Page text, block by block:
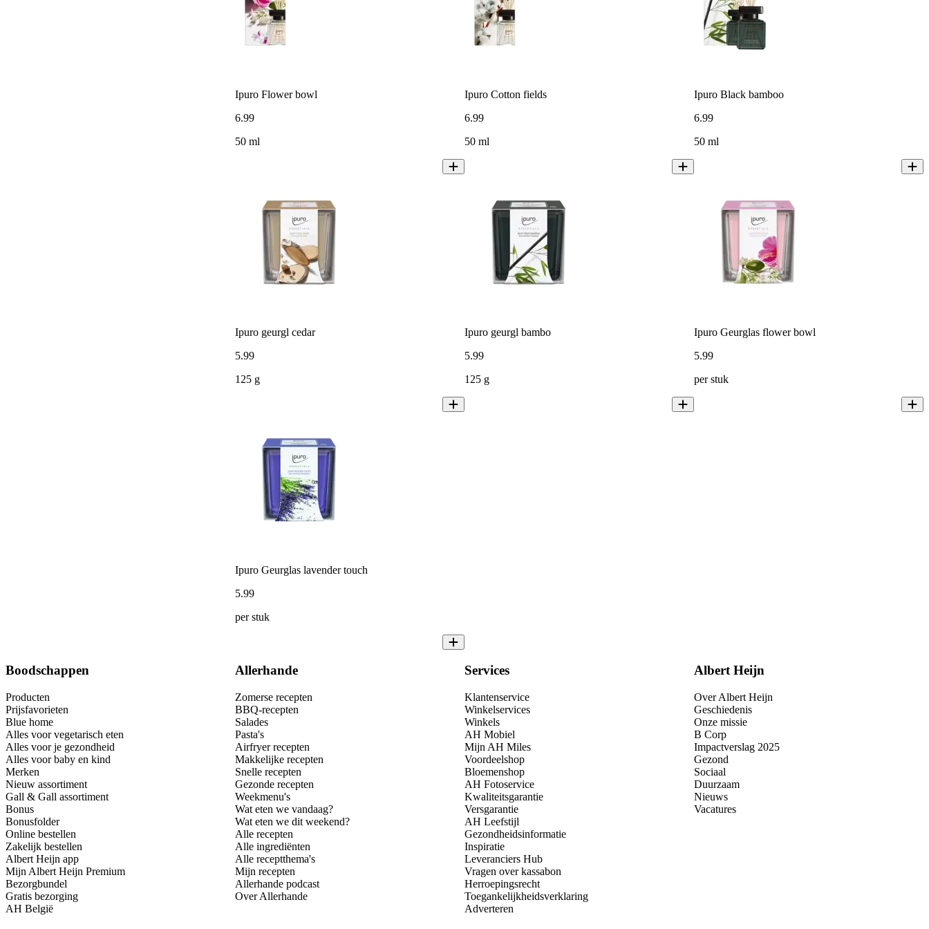
Ipuro Flower bowl
6.99
50 ml
Ipuro Cotton fields
6.99
50 ml
Ipuro Black bamboo
6.99
50 ml
Ipuro geurgl cedar
5.99
125 g
Ipuro geurgl bambo
5.99
125 g
Ipuro Geurglas flower bowl
5.99
per stuk
Ipuro Geurglas lavender touch
5.99
per stuk
Boodschappen
Producten
Prijsfavorieten
Blue home
Alles voor vegetarisch eten
Alles voor je gezondheid
Alles voor baby en kind
Merken
Nieuw assortiment
Gall & Gall assortiment
Bonus
Bonusfolder
Online bestellen
Zakelijk bestellen
Albert Heijn app
Mijn Albert Heijn Premium
Bezorgbundel
Gratis bezorging
AH België
Allerhande
Zomerse recepten
BBQ-recepten
Salades
Pasta's
Airfryer recepten
Makkelijke recepten
Snelle recepten
Gezonde recepten
Weekmenu's
Wat eten we vandaag?
Wat eten we dit weekend?
Alle recepten
Alle ingrediënten
Alle receptthema's
Mijn recepten
Allerhande podcast
Over Allerhande
Services
Klantenservice
Winkelservices
Winkels
AH Mobiel
Mijn AH Miles
Voordeelshop
Bloemenshop
AH Fotoservice
Kwaliteitsgarantie
Versgarantie
AH Leefstijl
Gezondheidsinformatie
Inspiratie
Leveranciers Hub
Vragen over kassabon
Herroepingsrecht
Toegankelijkheidsverklaring
Adverteren
Albert Heijn
Over Albert Heijn
Geschiedenis
Onze missie
B Corp
Impactverslag 2025
Gezond
Sociaal
Duurzaam
Nieuws
Vacatures